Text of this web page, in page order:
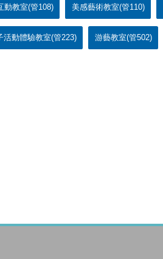
動教室(管108) 美感藝術教室(管110)
活動體驗教室(管223) 游藝教室(管502)